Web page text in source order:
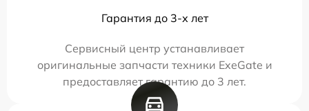
Гарантия до 3-х лет
Сервисный центр устанавливает
оригинальные запчасти техники ExeGate и
предоставляет гарантию до 3 лет.